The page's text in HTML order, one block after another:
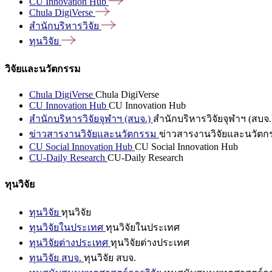
Chula DigiVerse
สำนักบริหารวิจัย
ทุนวิจัย
วิจัยและนวัตกรรม
Chula DigiVerse Chula DigiVerse
CU Innovation Hub CU Innovation Hub
สำนักบริหารวิจัยจุฬาฯ (สบจ.) สำนักบริหารวิจัยจุฬาฯ (สบจ
ข่าวสารงานวิจัยและนวัตกรรม ข่าวสารงานวิจัยและนวัตก
CU Social Innovation Hub CU Social Innovation Hub
CU-Daily Research CU-Daily Research
ทุนวิจัย
ทุนวิจัย ทุนวิจัย
ทุนวิจัยในประเทศ ทุนวิจัยในประเทศ
ทุนวิจัยต่างประเทศ ทุนวิจัยต่างประเทศ
ทุนวิจัย สบจ. ทุนวิจัย สบจ.